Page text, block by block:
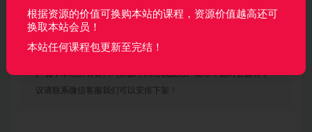
│   ├── [188M]  28-03-数据验证3-form标签库.mp4
│   ├── [162M]  29-03-数据验证4-form标签库-动态数
│   ├── [ 57M]  30-SpringMVC基于注解使用：JSON
│   ├── [ 90M]  31-02-json处理--响应json1.mp4
│   ├── [ 16M]  34-04-json处理--rest.mp4
声明：本站所有资料均来源于网络以及用户发布，如对资源有争
议请联系微信客服我们可以安排下架！
根据资源的价值可换购本站的课程，资源价值越高还可
换取本站会员！
本站任何课程包更新至完结！